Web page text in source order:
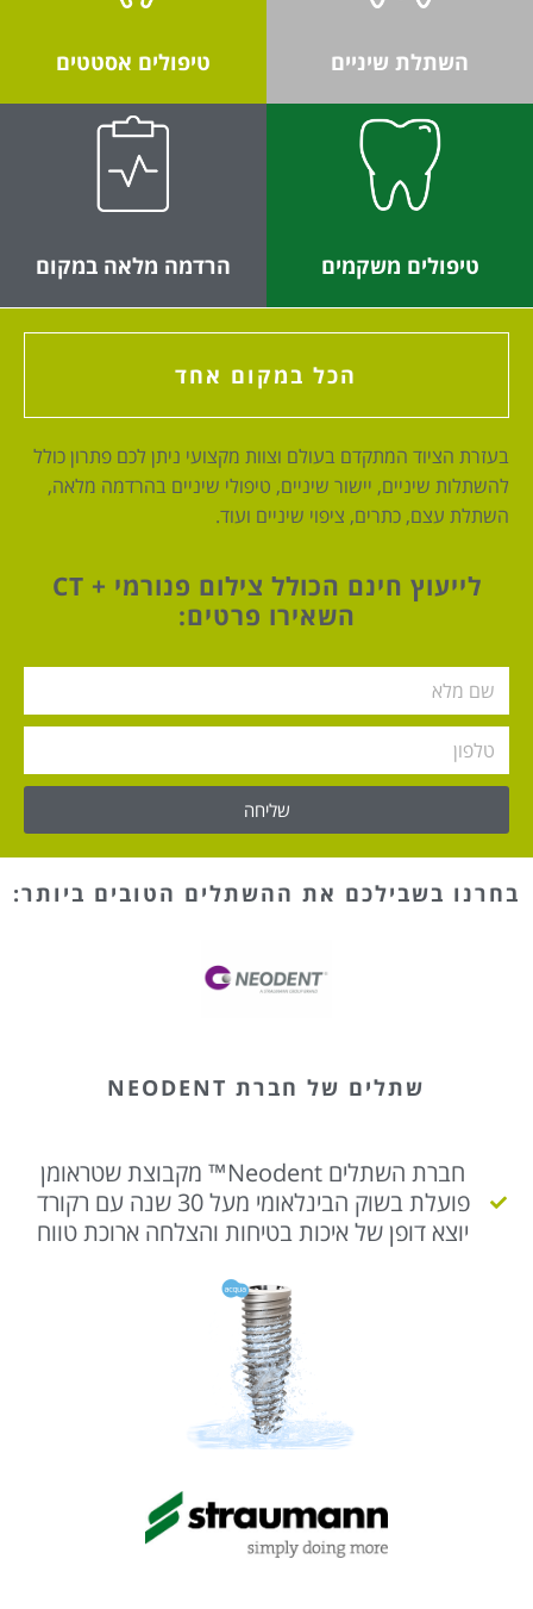
השתלת שיניים טיפולים אסטטים
טיפולים משקמים הרדמה מלאה במקום
הכל במקום אחד
בעזרת הציוד המתקדם בעולם וצוות מקצועי ניתן לכם פתרון כולל
להשתלות שיניים, יישור שיניים, טיפולי שיניים בהרדמה מלאה,
השתלת עצם, כתרים, ציפוי שיניים ועוד.
לייעוץ חינם הכולל צילום פנורמי + CT
השאירו פרטים:
שליחה
בחרנו בשבילכם את ההשתלים הטובים ביותר:
שתלים של חברת NEODENT
חברת השתלים Neodent™ מקבוצת שטראומן
פועלת בשוק הבינלאומי מעל 30 שנה עם רקורד
יוצא דופן של איכות בטיחות והצלחה ארוכת טווח